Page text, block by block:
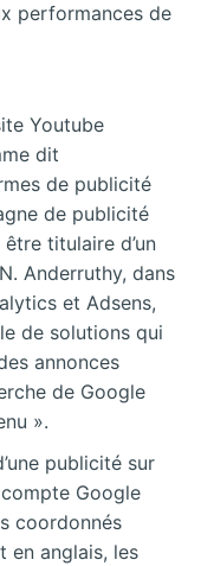
performances de
Youtube
dit
de publicité
de publicité
titulaire d’un
Anderruthy, dans
et Adsens,
de solutions qui
annonces
de Google
».
publicité sur
Google
coordonnés
en anglais, les